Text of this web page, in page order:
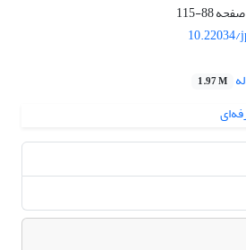
88-115
10.22034/
1.97 M